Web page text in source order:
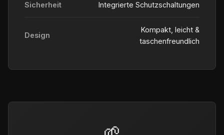
Sicherheit Integrierte Schutzschaltungen
Design
Kompakt, leicht &
taschenfreundlich